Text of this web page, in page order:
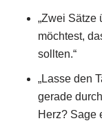
„Zwei Sätze
möchtest,
sollten.“
„Lasse den
gerade
Herz? Sage